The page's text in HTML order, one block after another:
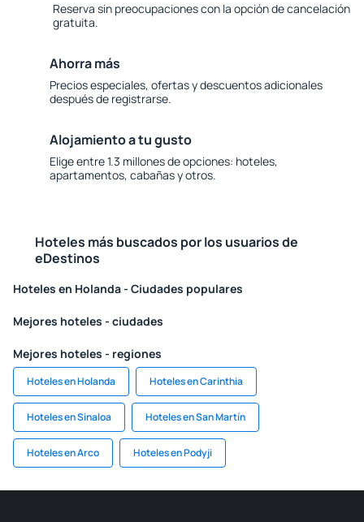
Reserva sin preocupaciones con la opción de cancelación
gratuita.
Ahorra más
Precios especiales, ofertas y descuentos adicionales
después de registrarse.
Alojamiento a tu gusto
Elige entre 1.3 millones de opciones: hoteles,
apartamentos, cabañas y otros.
Hoteles más buscados por los usuarios de
eDestinos
Hoteles en Holanda - Ciudades populares
Mejores hoteles - ciudades
Mejores hoteles - regiones
Hoteles en Holanda Hoteles en Carinthia
Hoteles en Sinaloa Hoteles en San Martín
Hoteles en Arco Hoteles en Podyji